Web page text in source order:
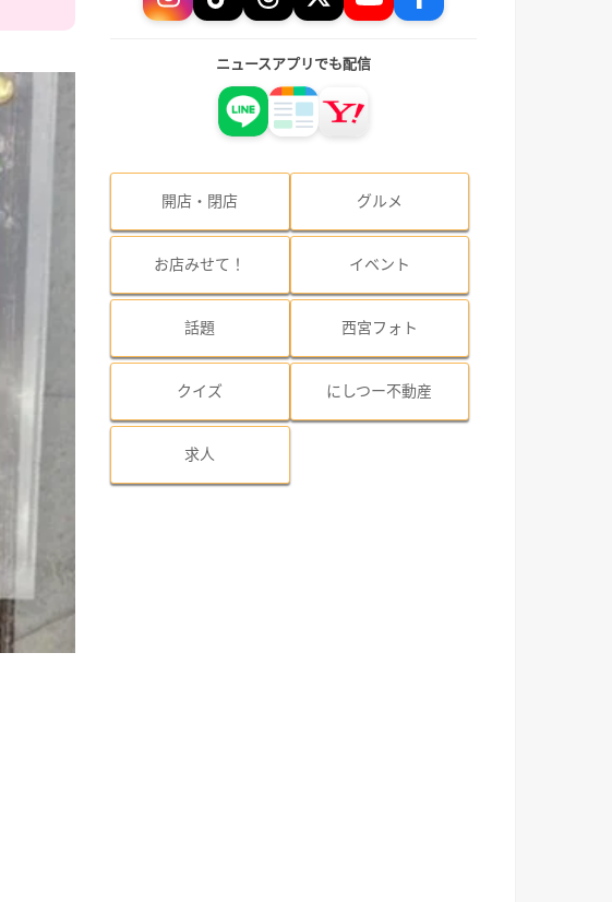
ニュースアプリでも配信
開店・閉店 グルメ
お店みせて！ イベント
話題 西宮フォト
クイズ にしつー不動産
求人